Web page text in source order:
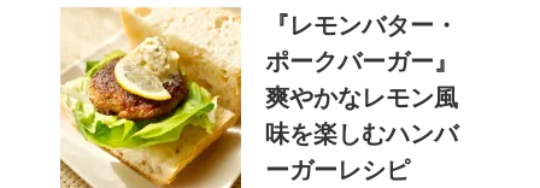
『レモンバター・
ポークバーガー』
爽やかなレモン風
味を楽しむハンバ
ーガーレシピ